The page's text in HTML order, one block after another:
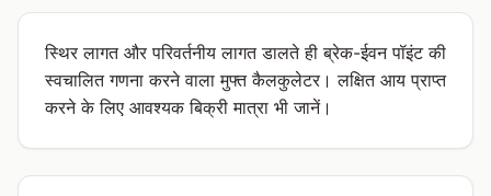
स्थिर लागत और परिवर्तनीय लागत डालते ही ब्रेक-ईवन पॉइंट की
स्वचालित गणना करने वाला मुफ्त कैलकुलेटर। लक्षित आय प्राप्त
करने के लिए आवश्यक बिक्री मात्रा भी जानें।